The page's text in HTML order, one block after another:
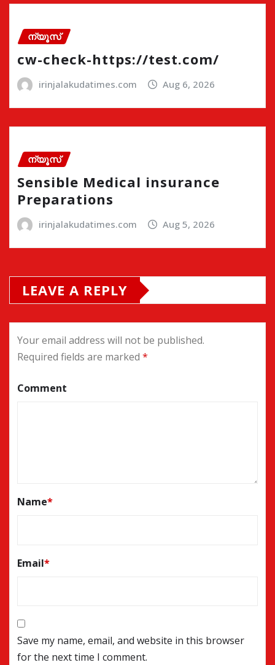
ന്യൂസ്
cw-check-https://test.com/
irinjalakudatimes.com Aug 6, 2026
ന്യൂസ്
Sensible Medical insurance
Preparations
irinjalakudatimes.com Aug 5, 2026
LEAVE A REPLY
Your email address will not be published.
Required fields are marked *
Comment
Name*
Email*
Save my name, email, and website in this browser
for the next time I comment.